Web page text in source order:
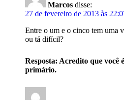
Marcos disse:
27 de fevereiro de 2013 às
Entre o um e o cinco tem uma
ou tá difícil?
Resposta: Acredito que você
primário.